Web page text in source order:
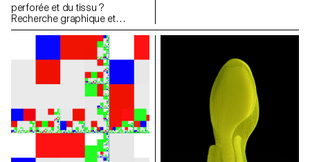
perforée et du tissu ?
Recherche graphique et
technique autour de la grille et
du tressage. Je me suis
intéressée à la construction
d’un volume à partir d’une
découpe graphique. Le motif
découpé dans le cuir donne un
rythme à la création et est un
support pour le tressage.
Celui-ci permet de créer des
formes et des volumes. A la
suite de ces recherches, j’ai
choisi de concevoir trois sacs